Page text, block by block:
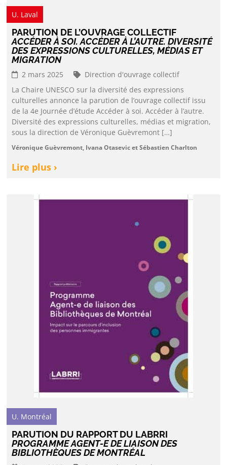
U. Laval
PARUTION DE L’OUVRAGE COLLECTIF
ACCÉDER À SOI. ACCÉDER À L’AUTRE. DIVERSITÉ
DES EXPRESSIONS CULTURELLES, MÉDIAS ET
MIGRATION
2 mars 2025
Direction d'ouvrage collectif
La Chaire UNESCO sur la diversité des expressions
culturelles annonce la parution de l’ouvrage collectif issu
de la 4e Journée d’étude Accéder à soi. Accéder à l’autre.
Diversité des expressions culturelles, médias et migration,
sous la direction de Véronique Guèvremont […]
Véronique Guèvremont, Ivana Otasevic et Sébastien Charlton
Lire plus ›
U. Montréal
PARUTION DU RAPPORT DU LABRRI
PROGRAMME AGENT-E DE LIAISON DES
BIBLIOTHÈQUES DE MONTRÉAL